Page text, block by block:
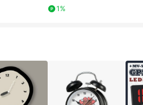
藤大
1%